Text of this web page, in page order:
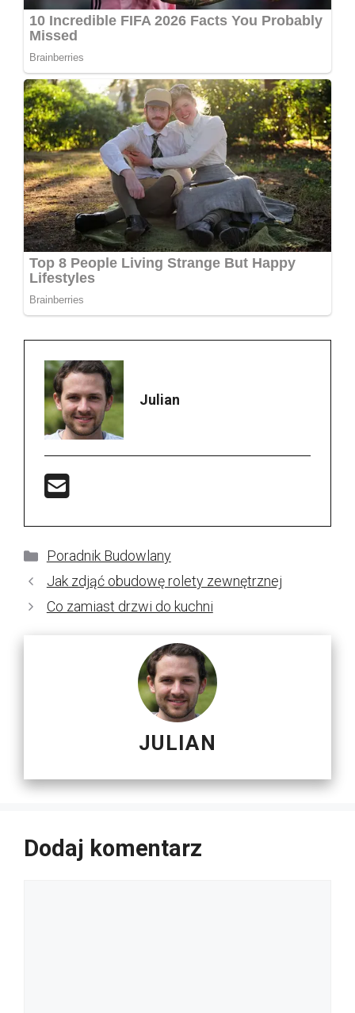
Julian
Kategorie
Poradnik Budowlany
Jak zdjąć obudowę rolety zewnętrznej
Co zamiast drzwi do kuchni
JULIAN
Dodaj komentarz